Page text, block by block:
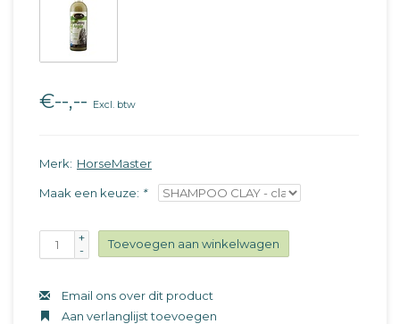
€--,-- Excl. btw
Merk: HorseMaster
Maak een keuze: *
+
-
Toevoegen aan winkelwagen
Email ons over dit product
Aan verlanglijst toevoegen